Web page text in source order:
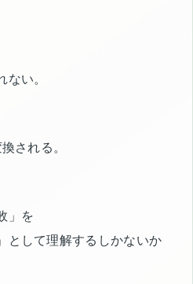
ない。
される。
」を
として理解するしかないか